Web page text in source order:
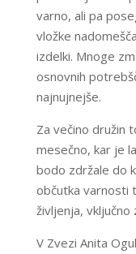
varno, ali pa
vložke
izdelki. Mnoge
osnovnih
najnujnejše.
Za večino družin
mesečno, kar je
bodo zdržale do
občutka varnosti
življenja, vključno
V Zvezi Anita